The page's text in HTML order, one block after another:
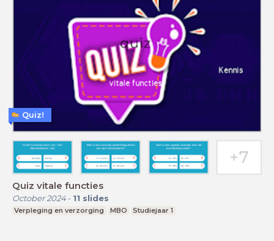
Quiz vitale functies
October 2024- 11 slides
Verpleging en verzorging MBO Studiejaar 1
Quiz!